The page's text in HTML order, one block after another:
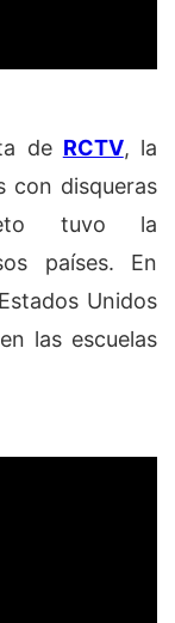
de RCTV, la
con disqueras
tuvo la
países. En
Unidos
las escuelas